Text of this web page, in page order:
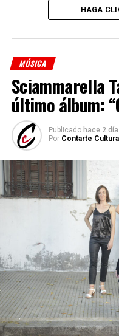
HAGA
MÚSICA
Sciammarella
último álbum:
Publicado hace 2
Por Contarte Cultura